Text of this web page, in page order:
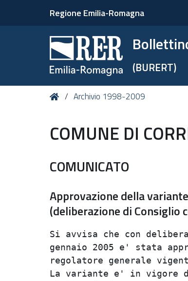
Regione Emilia-Romagna
(BURERT)
Tu HomeArchivio 1998-2009
COMUNE DI
COMUNICATO
Approvazione della
(deliberazione di Consiglio
Si avvisa che con
gennaio 2005 e'
regolatore
La variante e' in